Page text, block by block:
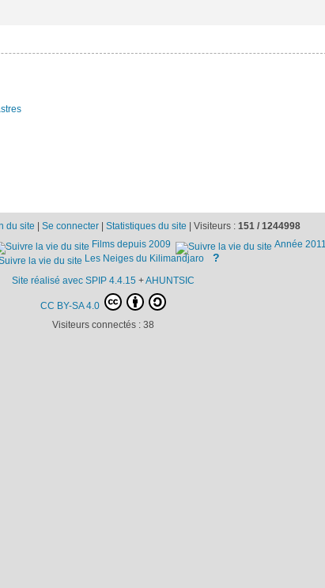
du site Se connecter Statistiques du site Visiteurs : 151 / 1244998
Films depuis 2009
Année 2011
Les Neiges du Kilimandjaro
?
Site réalisé avec SPIP 4.4.15 +AHUNTSIC
CC BY-SA 4.0
Visiteurs connectés : 38